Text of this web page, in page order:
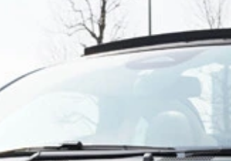
㎏。最小回転半径5.3m
重要部品が配置されていた
したナビシステムとなる
さはないが床下収納スペースも用意している
フィアット正規ディーラーで販売をスタ